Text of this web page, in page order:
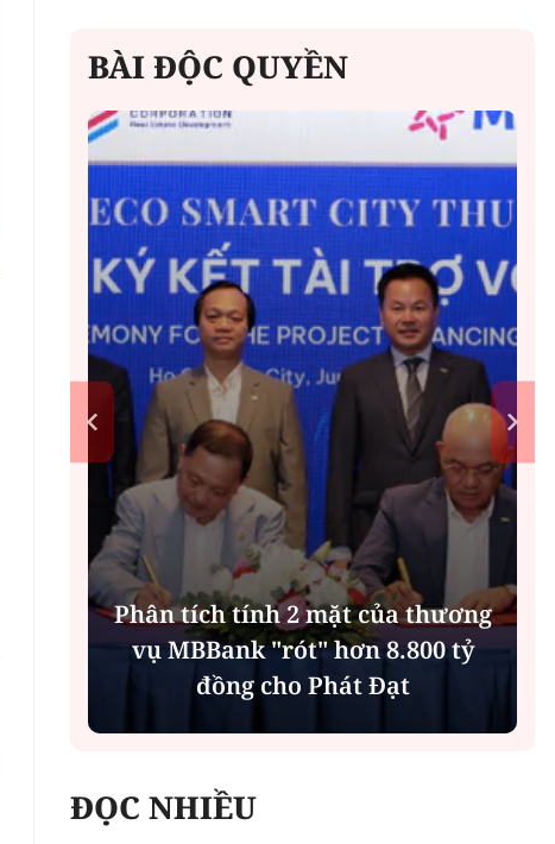
BÀI ĐỘC QUYỀN
Phân tích tính 2 mặt của thương
vụ MBBank "rót" hơn 8.800 tỷ
đồng cho Phát Đạt
ĐỌC NHIỀU